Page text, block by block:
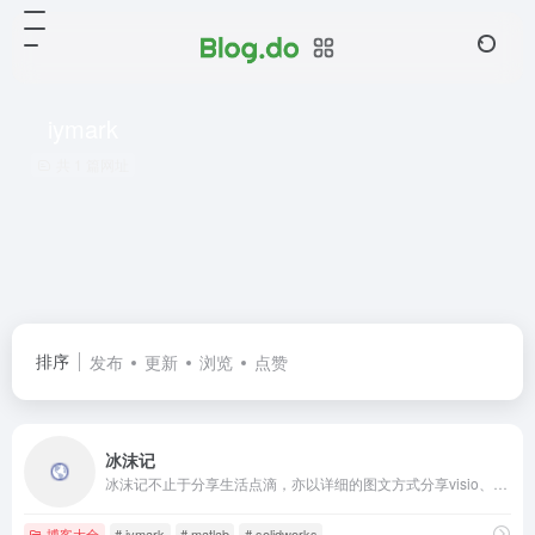
排序 发布 更新 浏览 点赞
冰沫记